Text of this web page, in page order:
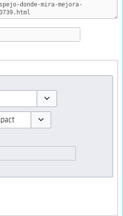
Toggle options